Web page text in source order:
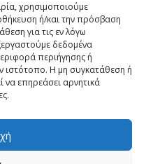
χρησιμοποιούμε
ή/και την πρόσβαση
για τις εν λόγω
δεδομένα
περιήγησης ή
ιστότοπο. Η μη συγκατάθεση ή
να επηρεάσει αρνητικά